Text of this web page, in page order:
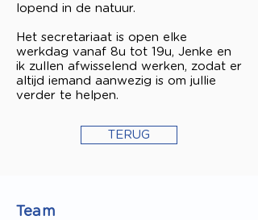
lopend in de natuur.
Het secretariaat is open elke
werkdag vanaf 8u tot 19u, Jenke en
ik zullen afwisselend werken, zodat er
altijd iemand aanwezig is om jullie
verder te helpen.
TERUG
Team